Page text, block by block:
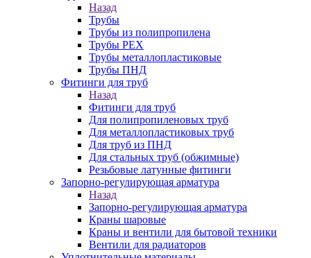
Назад
Трубы
Трубы из полипропилена
Трубы PEX
Трубы металлопластиковые
Трубы ПНД
Фитинги для труб
Назад
Фитинги для труб
Для полипропиленовых труб
Для металлопластиковых труб
Для труб из ПНД
Для стальных труб (обжимные)
Резьбовые латунные фитинги
Запорно-регулирующая арматура
Назад
Запорно-регулирующая арматура
Краны шаровые
Краны и вентили для бытовой техники
Вентили для радиаторов